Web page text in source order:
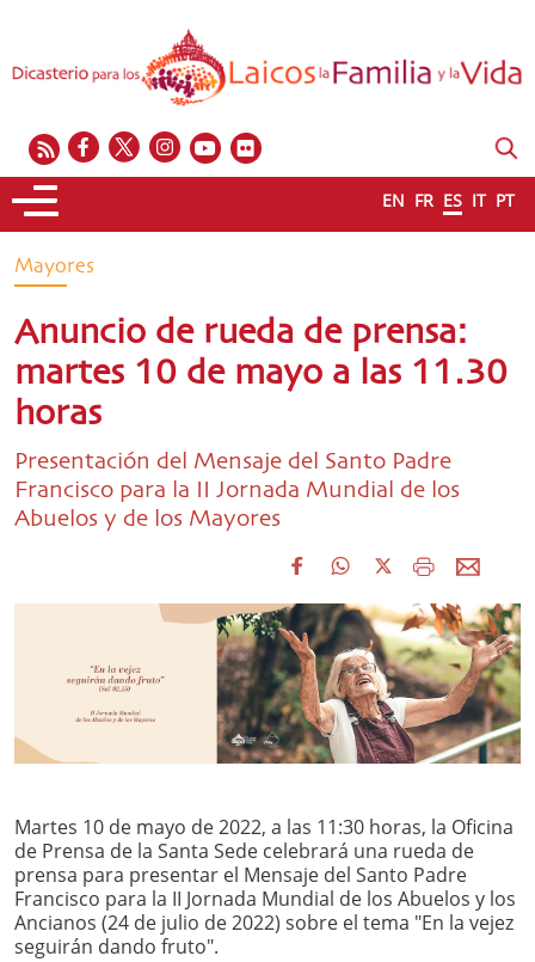
EN FR ES IT PT
Mayores
Anuncio de rueda de prensa:
martes 10 de mayo a las 11.30
horas
Presentación del Mensaje del Santo Padre
Francisco para la II Jornada Mundial de los
Abuelos y de los Mayores
Martes 10 de mayo de 2022, a las 11:30 horas, la Oficina
de Prensa de la Santa Sede celebrará una rueda de
prensa para presentar el Mensaje del Santo Padre
Francisco para la II Jornada Mundial de los Abuelos y los
Ancianos (24 de julio de 2022) sobre el tema "En la vejez
seguirán dando fruto".